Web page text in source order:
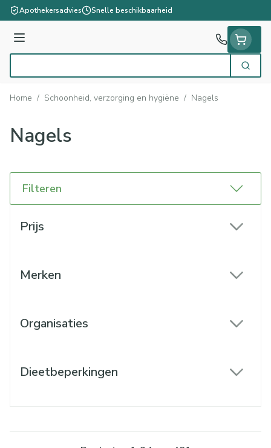
Ga naar de inhoud
Apothekersadvies Snelle beschikbaarheid
Menu
Zoek
Home / Schoonheid, verzorging en hygiëne / Nagels
Nagels
Filteren
Prijs
Merken
Organisaties
Dieetbeperkingen